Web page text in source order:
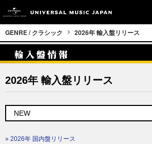
GENRE / クラシック 2026年 輸入盤リリース
2026年 輸入盤リリース
» 2026年 国内盤リリース